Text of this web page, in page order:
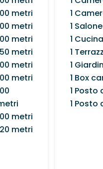
metri
metri
metri
metri
metri
metri
metri
metri
1
1 Salone
1
1
1
1 Box
1 Posto
1 Posto